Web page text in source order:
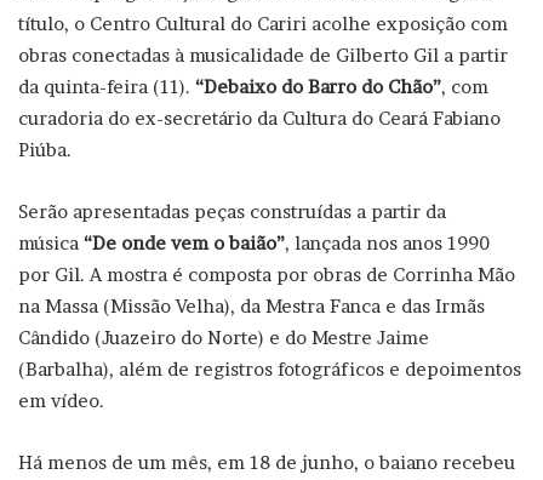
título, o Centro Cultural do Cariri acolhe exposição com
obras conectadas à musicalidade de Gilberto Gil a partir
da quinta-feira (11). “Debaixo do Barro do Chão”, com
curadoria do ex-secretário da Cultura do Ceará Fabiano
Piúba.
Serão apresentadas peças construídas a partir da
música “De onde vem o baião”, lançada nos anos 1990
por Gil. A mostra é composta por obras de Corrinha Mão
na Massa (Missão Velha), da Mestra Fanca e das Irmãs
Cândido (Juazeiro do Norte) e do Mestre Jaime
(Barbalha), além de registros fotográficos e depoimentos
em vídeo.
Há menos de um mês, em 18 de junho, o baiano recebeu